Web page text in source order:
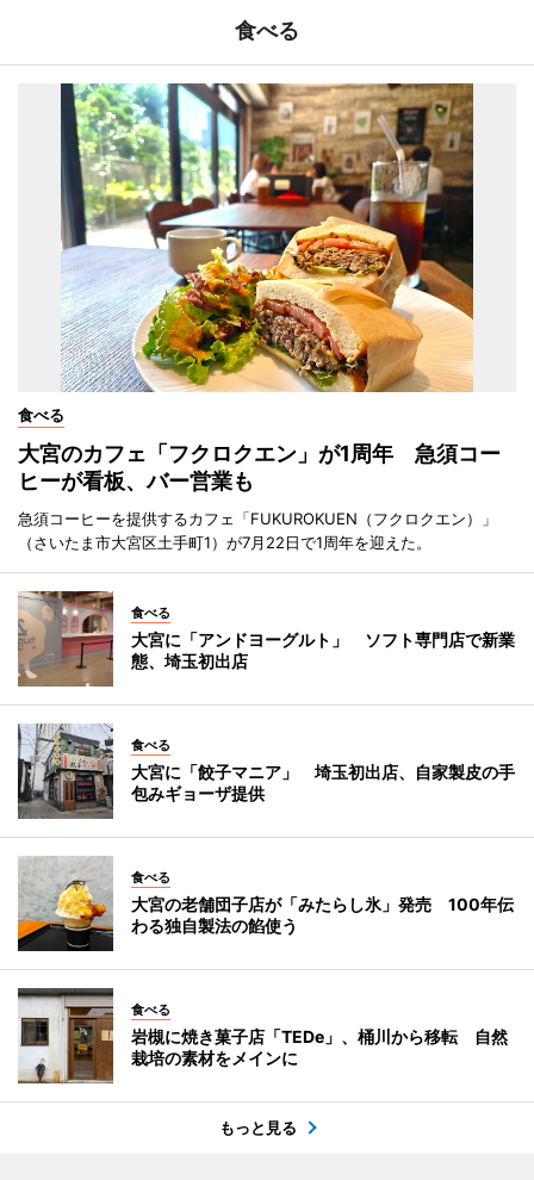
食べる
食べる
大宮のカフェ「フクロクエン」が1周年 急須コー
ヒーが看板、バー営業も
急須コーヒーを提供するカフェ「FUKUROKUEN（フクロクエン）」
（さいたま市大宮区土手町1）が7月22日で1周年を迎えた。
食べる
大宮に「アンドヨーグルト」 ソフト専門店で新業
態、埼玉初出店
食べる
大宮に「餃子マニア」 埼玉初出店、自家製皮の手
包みギョーザ提供
食べる
大宮の老舗団子店が「みたらし氷」発売 100年伝
わる独自製法の餡使う
食べる
岩槻に焼き菓子店「TEDe」、桶川から移転 自然
栽培の素材をメインに
もっと見る